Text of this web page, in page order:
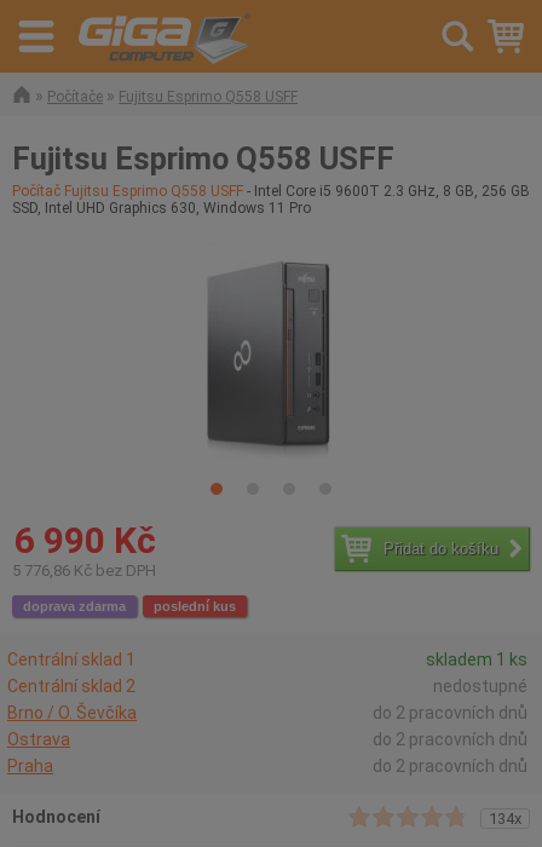
» Počítače » Fujitsu Esprimo Q558 USFF
Fujitsu Esprimo Q558 USFF
Počítač Fujitsu Esprimo Q558 USFF - Intel Core i5 9600T 2.3 GHz, 8 GB, 256 GB
SSD, Intel UHD Graphics 630, Windows 11 Pro
6 990 Kč
5 776,86 Kč bez DPH
Přidat do košíku
doprava zdarma poslední kus
Centrální sklad 1
skladem 1 ks
Centrální sklad 2
nedostupné
Brno / O. Ševčíka
do 2 pracovních dnů
Ostrava
do 2 pracovních dnů
Praha
do 2 pracovních dnů
Hodnocení 134x